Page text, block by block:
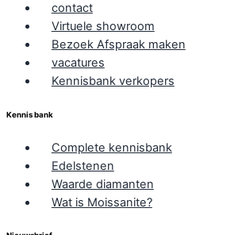
contact
Virtuele showroom
Bezoek Afspraak maken
vacatures
Kennisbank verkopers
Kennis bank
Complete kennisbank
Edelstenen
Waarde diamanten
Wat is Moissanite?